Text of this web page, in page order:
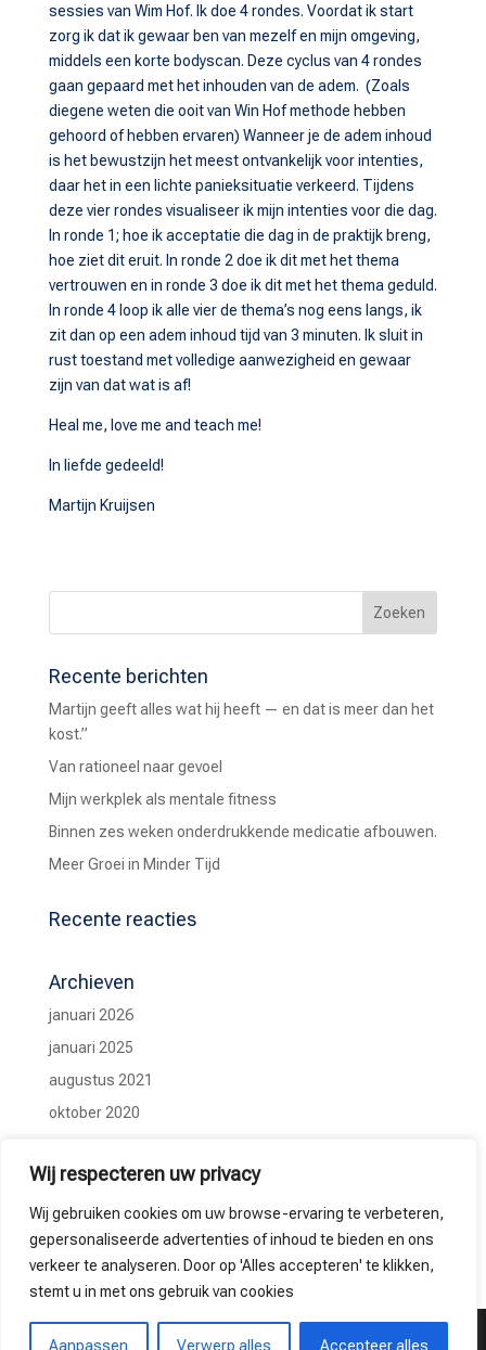
Wij respecteren uw privacy
Wij gebruiken cookies om uw browse-ervaring te verbeteren,
gepersonaliseerde advertenties of inhoud te bieden en ons
verkeer te analyseren. Door op 'Alles accepteren' te klikken,
stemt u in met ons gebruik van cookies
Aanpassen Verwerp alles Accepteer alles
sessies van Wim Hof. Ik doe 4 rondes. Voordat ik start
zorg ik dat ik gewaar ben van mezelf en mijn omgeving,
middels een korte bodyscan. Deze cyclus van 4 rondes
gaan gepaard met het inhouden van de adem. (Zoals
diegene weten die ooit van Win Hof methode hebben
gehoord of hebben ervaren) Wanneer je de adem inhoud
is het bewustzijn het meest ontvankelijk voor intenties,
daar het in een lichte panieksituatie verkeerd. Tijdens
deze vier rondes visualiseer ik mijn intenties voor die dag.
In ronde 1; hoe ik acceptatie die dag in de praktijk breng,
hoe ziet dit eruit. In ronde 2 doe ik dit met het thema
vertrouwen en in ronde 3 doe ik dit met het thema geduld.
In ronde 4 loop ik alle vier de thema’s nog eens langs, ik
zit dan op een adem inhoud tijd van 3 minuten. Ik sluit in
rust toestand met volledige aanwezigheid en gewaar
zijn van dat wat is af!
Heal me, love me and teach me!
In liefde gedeeld!
Martijn Kruijsen
Recente berichten
Martijn geeft alles wat hij heeft — en dat is meer dan het
kost.”
Van rationeel naar gevoel
Mijn werkplek als mentale fitness
Binnen zes weken onderdrukkende medicatie afbouwen.
Meer Groei in Minder Tijd
Recente reacties
Archieven
januari 2026
januari 2025
augustus 2021
oktober 2020
Categorieën
Geen categorie
© 2025 Begeleid-jezelf.nl |Realisatie ACGM Invent